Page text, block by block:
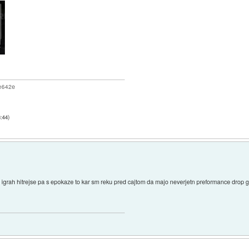
)
hitrejse pa s epokaze to kar sm reku pred cajtom da majo neverjetn preformance drop